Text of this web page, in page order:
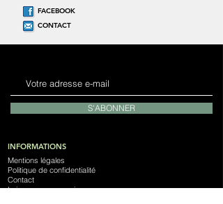
FACEBOOK
CONTACT
S'ABONNER
INFORMATIONS
Mentions légales
Politique de confidentialité
Contact
Laissez nous un avis